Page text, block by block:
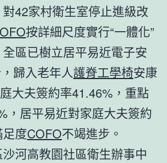
42家村衛生室停止進級改
按詳細尺度實行“一體化”
區已樹立居平易近電子安
歸入老年人護脊工學椅安康
大夫簽約率41.46%，重點
，居平易近對家庭大夫簽約
度COFO不竭進步。
河高教園社區衛生辦事中